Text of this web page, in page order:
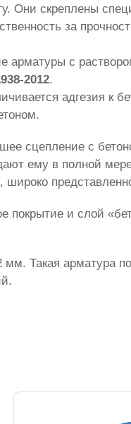
Они скреплены
за
арматуры с
2012.
адгезия к
сцепление с
ему в полной
и слой
Такая арматура